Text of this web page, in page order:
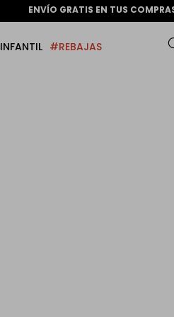
ENVÍO GRATIS EN TUS COMPRAS
INFANTIL #REBAJAS